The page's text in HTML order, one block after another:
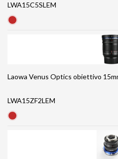
LWA15C5SLEM
LWA15ZF2LEM